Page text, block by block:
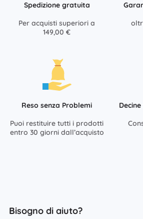
Spedizione gratuita
Per acquisti superiori a
149,00 €
Reso senza Problemi
Puoi restituire tutti i prodotti
entro 30 giorni dall’acquisto
Bisogno di aiuto?